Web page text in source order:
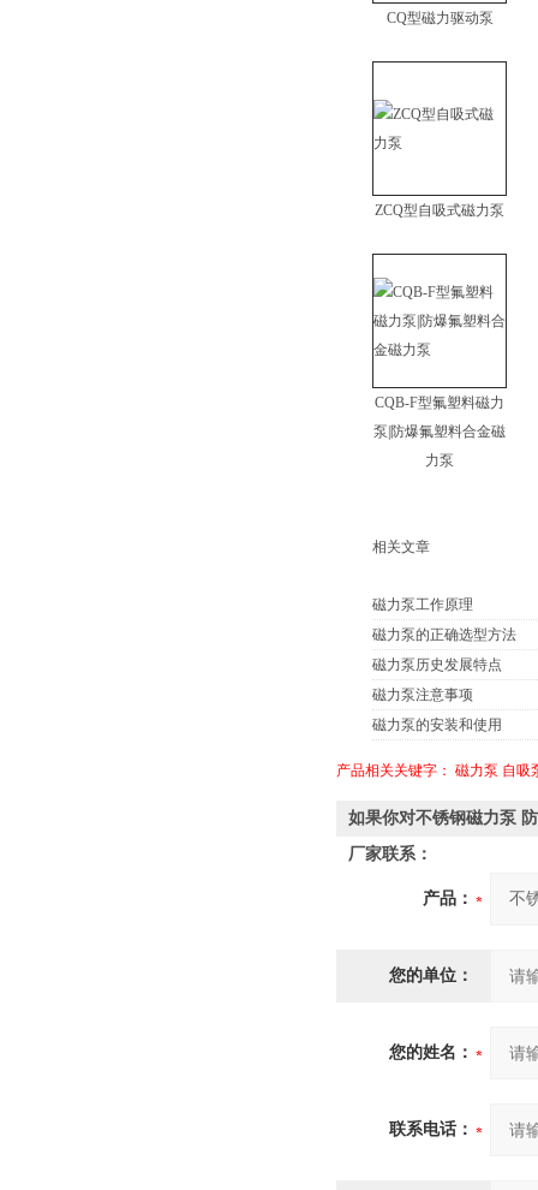
CQ型磁力驱动泵
ZCQ型自吸式磁力泵
CQB-F型氟塑料磁力
泵|防爆氟塑料合金磁
力泵
相关文章
磁力泵工作原理
磁力泵的正确选型方法
磁力泵历史发展特点
磁力泵注意事项
磁力泵的安装和使用
产品相关关键字： 磁力泵 自吸
如果你对不锈钢磁力泵
厂家联系：
产品：
您的单位：
您的姓名：
联系电话：